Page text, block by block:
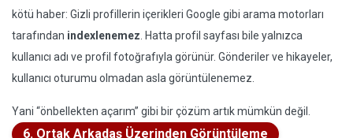
kötü haber: Gizli profillerin içerikleri Google gibi arama motorları
tarafından indexlenemez . Hatta profil sayfası bile yalnızca
kullanıcı adı ve profil fotoğrafıyla görünür. Gönderiler ve hikayeler,
kullanıcı oturumu olmadan asla görüntülenemez.
Yani “önbellekten açarım” gibi bir çözüm artık mümkün değil.
6. Ortak Arkadaş Üzerinden Görüntüleme